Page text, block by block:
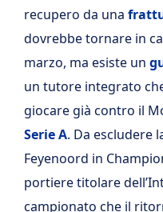
recupero da una
dovrebbe tornare in
marzo, ma esiste un
un tutore integrato
giocare già contro il
Serie A. Da escludere
Feyenoord in
portiere titolare
campionato che il